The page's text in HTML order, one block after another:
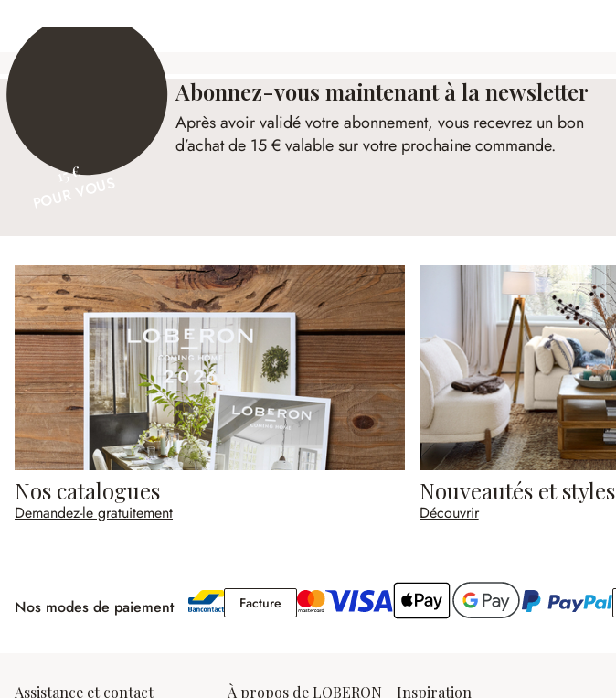
15 €
Abonnez-vous maintenant à la newsletter
Après avoir validé votre abonnement, vous recevrez un bon
d’achat de 15 € valable sur votre prochaine commande.
Nos catalogues
Demandez-le gratuitement
Nouveautés et styles
Découvrir
Nos modes de paiement FactureFacture
Assistance et contact À propos de LOBERON Inspiration